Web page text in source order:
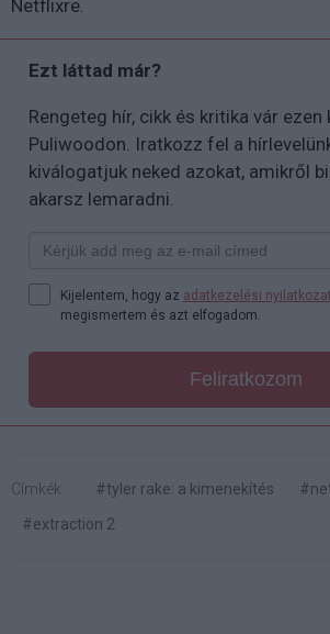
Netflixre.
Ezt láttad már?
Rengeteg hír, cikk és kritika vár ezen
Puliwoodon. Iratkozz fel a
kiválogatjuk neked azokat, amikről
akarsz lemaradni.
Kijelentem, hogy az adatkezelési nyilatkozat
megismertem és azt elfogadom.
Feliratkozom
Címkék: #tyler rake: a kimenekítés
#extraction 2